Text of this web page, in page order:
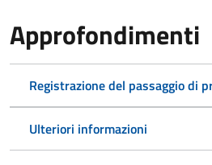
Approfondimenti
Registrazione del passaggio di
Ulteriori informazioni